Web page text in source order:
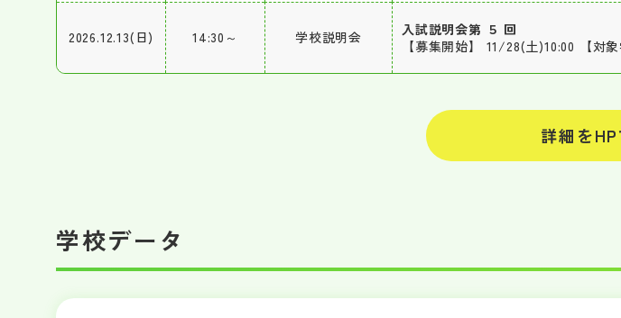
2026.12.13(日) 14:30～ 学校説明会
入試説明会第 ５ 回
【募集開始】 11/28(土)10:00 【対
詳細を
学校データ